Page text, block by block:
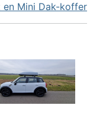
en Mini Dak-koffer